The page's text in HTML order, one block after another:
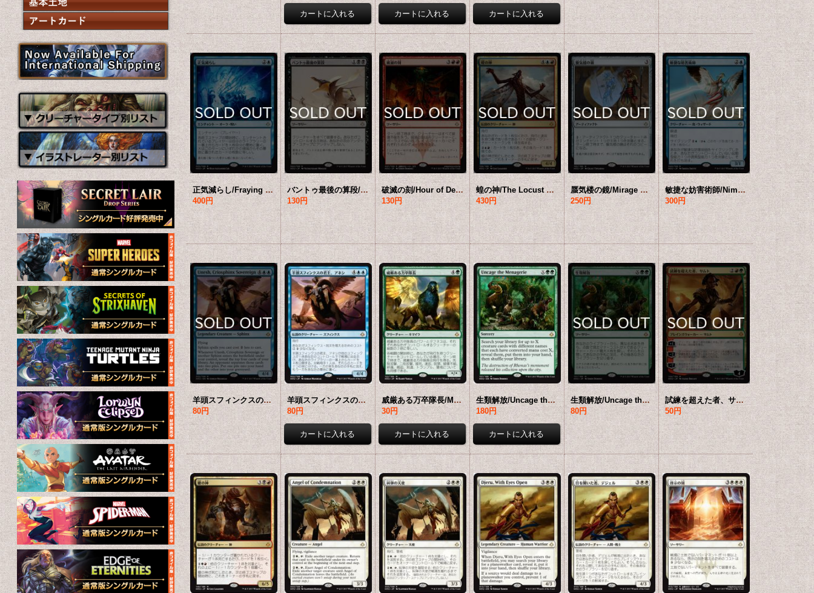
正気減らし/Fraying Sanity 【日本語版】 [HOU-青R]
400円
バントゥ最後の算段/Bontu's Last Reckoning 【日本語版】 [HOU-黒R]
130円
破滅の刻/Hour of Devastation 【日本語版】 [HOU-赤R]
130円
蝗の神/The Locust God 【日本語版】 [HOU-金MR]
430円
蜃気楼の鏡/Mirage Mirror 【日本語版】 [HOU-灰R]
250円
敏捷な妨害術師/Nimble Obstructionist 【日本語版】 [HOU-青R]
300円
羊頭スフィンクスの君主、アネシ/Unesh, Criosphinx Sovereign 【英語版】 [HOU-青MR]
80円
羊頭スフィンクスの君主、アネシ/Unesh, Criosphinx Sovereign 【日本語版】 [HOU-青MR]
80円
威厳ある万卒隊長/Majestic Myriarch 【日本語版】 [HOU-緑MR]
30円
生類解放/Uncage the Menagerie 【英語版】 [HOU-緑MR]
180円
生類解放/Uncage the Menagerie 【日本語版】 [HOU-緑MR]
80円
試練を超えた者、サムト/Samut, the Tested 【日本語版】 [HOU-金MR]
50円